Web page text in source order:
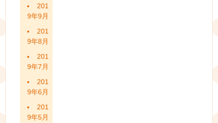
201
9年9月
201
9年8月
201
9年7月
201
9年6月
201
9年5月